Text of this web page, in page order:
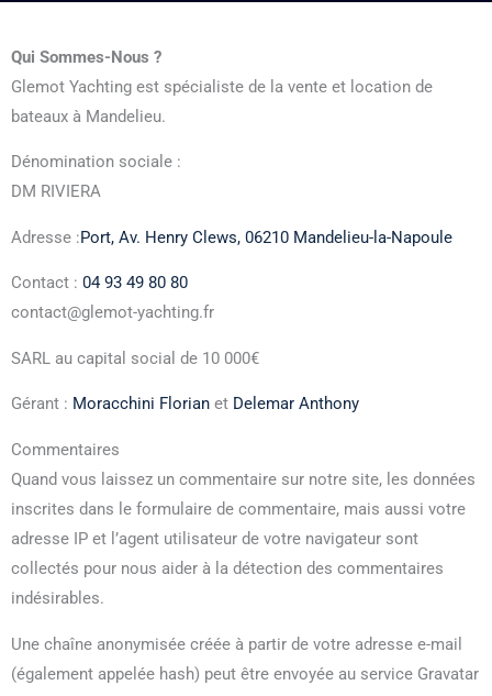
Qui Sommes-Nous ?
Glemot Yachting est spécialiste de la vente et location de
bateaux à Mandelieu.
Dénomination sociale :
DM RIVIERA
Adresse :Port, Av. Henry Clews, 06210 Mandelieu-la-Napoule
Contact : 04 93 49 80 80
contact@glemot-yachting.fr
SARL au capital social de 10 000€
Gérant : Moracchini Florian et Delemar Anthony
Commentaires
Quand vous laissez un commentaire sur notre site, les données
inscrites dans le formulaire de commentaire, mais aussi votre
adresse IP et l’agent utilisateur de votre navigateur sont
collectés pour nous aider à la détection des commentaires
indésirables.
Une chaîne anonymisée créée à partir de votre adresse e-mail
(également appelée hash) peut être envoyée au service Gravatar